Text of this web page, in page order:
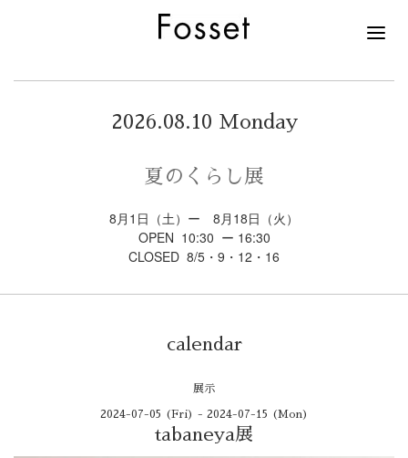
2026.08.10 Monday
夏のくらし展
8月1日（土）ー 8月18日（火）
OPEN 10:30 ー 16:30
CLOSED 8/5・9・12・16
calendar
展示
2024-07-05 (Fri) - 2024-07-15 (Mon)
tabaneya展